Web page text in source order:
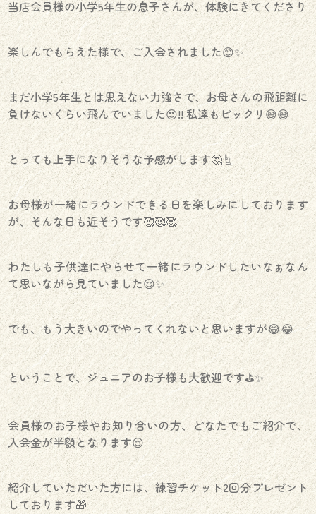
当店会員様の小学5年生の息子さんが、体験にきてくださり
楽しんでもらえた様で、ご入会されました😊✨
まだ小学5年生とは思えない力強さで、お母さんの飛距離に
負けないくらい飛んでいました😍!! 私達もビックリ😅😅
とっても上手になりそうな予感がします🤔☝️
お母様が一緒にラウンドできる日を楽しみにしております
が、そんな日も近そうです🥰🥰🥰
わたしも子供達にやらせて一緒にラウンドしたいなぁなん
て思いながら見ていました😌✨
でも、もう大きいのでやってくれないと思いますが😂😂
ということで、ジュニアのお子様も大歓迎です⛳️✨
会員様のお子様やお知り合いの方、どなたでもご紹介で、
入会金が半額となります😌
紹介していただいた方には、練習チケット2回分プレゼント
しております🎁